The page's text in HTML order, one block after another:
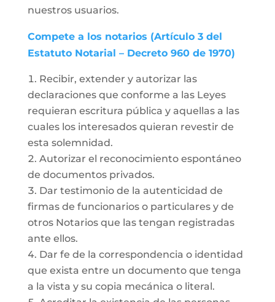
nuestros usuarios.
Compete a los notarios (Artículo 3 del
Estatuto Notarial – Decreto 960 de 1970)
Recibir, extender y autorizar las
declaraciones que conforme a las Leyes
requieran escritura pública y aquellas a las
cuales los interesados quieran revestir de
esta solemnidad.
Autorizar el reconocimiento espontáneo
de documentos privados.
Dar testimonio de la autenticidad de
firmas de funcionarios o particulares y de
otros Notarios que las tengan registradas
ante ellos.
Dar fe de la correspondencia o identidad
que exista entre un documento que tenga
a la vista y su copia mecánica o literal.